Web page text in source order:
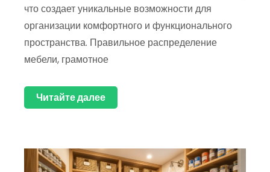
что создает уникальные возможности для
организации комфортного и функционального
пространства. Правильное распределение
мебели, грамотное
Читайте далее